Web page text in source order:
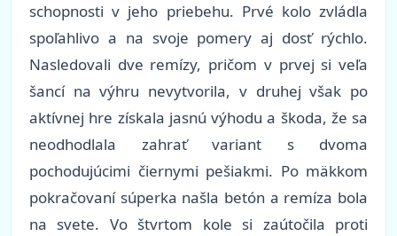
schopnosti v jeho priebehu. Prvé kolo zvládla
spoľahlivo a na svoje pomery aj dosť rýchlo.
Nasledovali dve remízy, pričom v prvej si veľa
šancí na výhru nevytvorila, v druhej však po
aktívnej hre získala jasnú výhodu a škoda, že sa
neodhodlala zahrať variant s dvoma
pochodujúcimi čiernymi pešiakmi. Po mäkkom
pokračovaní súperka našla betón a remíza bola
na svete. Vo štvrtom kole si zaútočila proti